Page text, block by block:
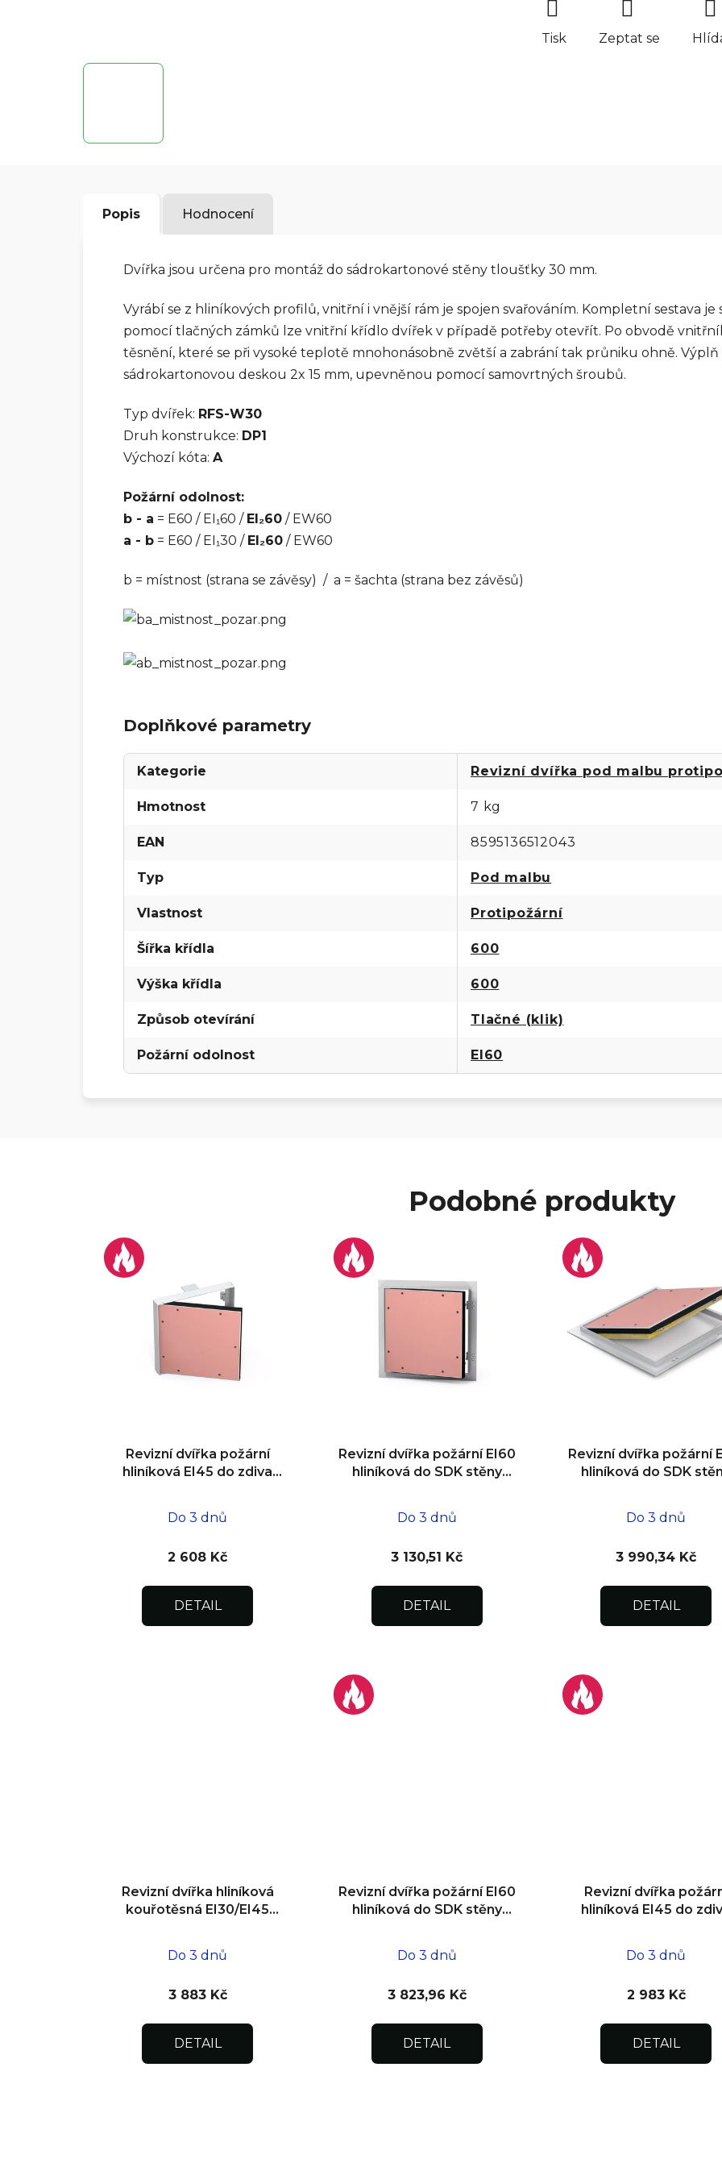
Tisk Zeptat se
Popis Hodnocení
Dvířka jsou určena pro montáž do sádrokartonové stěny tloušťky 30 mm.
Vyrábí se z hliníkových profilů, vnitřní i vnější rám je spojen svařováním. Kompletní sestava
pomocí tlačných zámků lze vnitřní křídlo dvířek v případě potřeby otevřít. Po obvodě
těsnění, které se při vysoké teplotě mnohonásobně zvětší a zabrání tak průniku ohně.
sádrokartonovou deskou 2x 15 mm, upevněnou pomocí samovrtných šroubů.
Typ dvířek: RFS-W30
Druh konstrukce: DP1
Výchozí kóta: A
Požární odolnost:
b - a = E60 / EI₁60 / EI₂60 / EW60
a - b = E60 / EI₁30 / EI₂60 / EW60
b = místnost (strana se závěsy) / a = šachta (strana bez závěsů)
Doplňkové parametry
Kategorie Revizní dvířka pod malbu
Hmotnost 7 kg
EAN 8595136512043
Typ Pod malbu
Vlastnost Protipožární
Šířka křídla 600
Výška křídla 600
Způsob otevírání Tlačné (klik)
Požární odolnost EI60
Podobné produkty
Revizní dvířka požární
hliníková EI45 do zdiva
Do 3 dnů
2 608 Kč
DETAIL
Revizní dvířka požární EI60
hliníková do SDK stěny
Do 3 dnů
3 130,51 Kč
DETAIL
Revizní dvířka požární
hliníková do SDK
Do 3 dnů
3 990,34 Kč
DETAIL
Revizní dvířka hliníková
kouřotěsná EI30/EI45
Do 3 dnů
3 883 Kč
DETAIL
Revizní dvířka požární EI60
hliníková do SDK stěny
Do 3 dnů
3 823,96 Kč
DETAIL
Revizní dvířka
hliníková EI45 do
Do 3 dnů
2 983 Kč
DETAIL